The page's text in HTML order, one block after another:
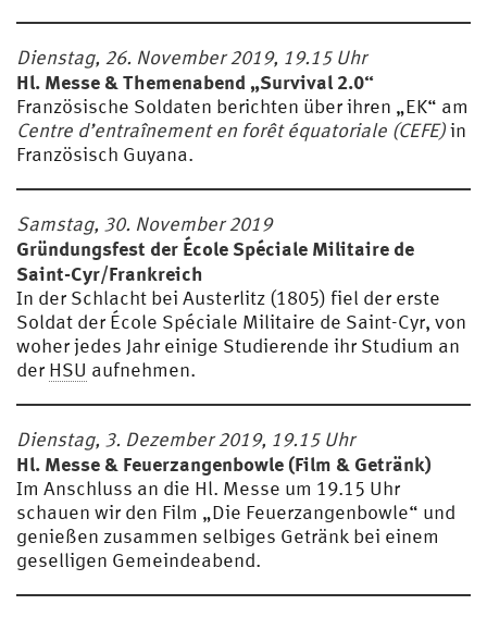
Dienstag, 26. November 2019, 19.15 Uhr
Hl. Messe & Themenabend „Survival 2.0“
Französische Soldaten berichten über ihren „EK“ am
Centre d’entraînement en forêt équatoriale (CEFE)in
Französisch Guyana.
Samstag, 30. November 2019
Gründungsfest der École Spéciale Militaire de
Saint-Cyr/Frankreich
In der Schlacht bei Austerlitz (1805) fiel der erste
Soldat der École Spéciale Militaire de Saint-Cyr, von
woher jedes Jahr einige Studierende ihr Studium an
der HSU aufnehmen.
Dienstag, 3. Dezember 2019, 19.15 Uhr
Hl. Messe & Feuerzangenbowle (Film & Getränk)
Im Anschluss an die Hl. Messe um 19.15 Uhr
schauen wir den Film „Die Feuerzangenbowle“ und
genießen zusammen selbiges Getränk bei einem
geselligen Gemeindeabend.